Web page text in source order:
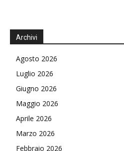
Archivi
Agosto 2026
Luglio 2026
Giugno 2026
Maggio 2026
Aprile 2026
Marzo 2026
Febbraio 2026